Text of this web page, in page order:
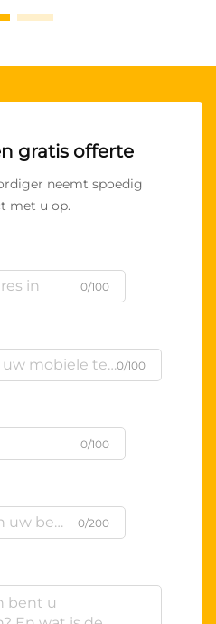
gratis offerte
neemt spoedig
met u op.
0/100
0/100
0/100
0/200